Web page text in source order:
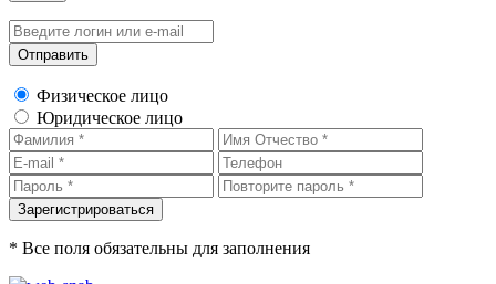
Физическое лицо
Юридическое лицо
* Все поля обязательны для заполнения